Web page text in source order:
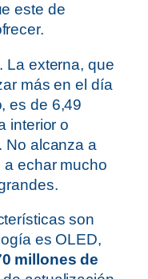
este de
La externa, que
más en el día
es de 6,49
interior o
No alcanza a
a echar mucho
son
es OLED,
millones de